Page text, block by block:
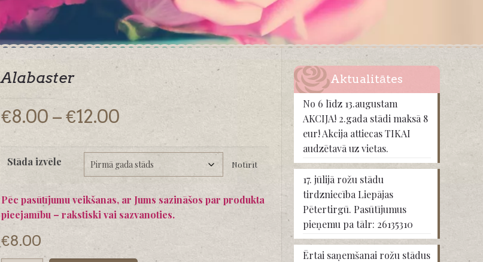
Alabaster
€8.00 – €12.00Price
range:
€8.00
through
€12.00
Stāda izvēle Notīrīt
Pēc pasūtījumu veikšanas, ar Jums sazināšos par produkta
pieejamību – rakstiski vai sazvanoties.
€8.00
Aktualitātes
No 6 līdz 13.augustam
AKCIJA! 2.gada stādi maksā 8
eur! Akcija attiecas TIKAI
audzētavā uz vietas.
17. jūlijā rožu stādu
tirdzniecība Liepājas
Pētertirgū. Pasūtījumus
pieņemu pa tālr: 26135310
Ērtai saņemšanai rožu stādus